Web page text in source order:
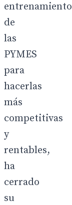
entrenamiento
de
las
PYMES
para
hacerlas
más
competitivas
y
rentables,
ha
cerrado
su